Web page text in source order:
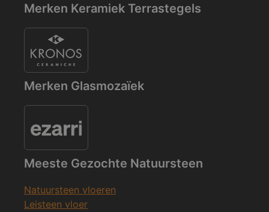
Merken Keramiek Terrastegels
Merken Glasmozaïek
Meeste Gezochte Natuursteen
Natuursteen vloeren
Leisteen vloer